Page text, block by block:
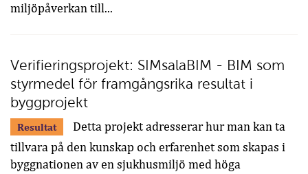
miljöpåverkan till...
Verifieringsprojekt: SIMsalaBIM - BIM som
styrmedel för framgångsrika resultat i
byggprojekt
Resultat
Detta projekt adresserar hur man kan ta
tillvara på den kunskap och erfarenhet som skapas i
byggnationen av en sjukhusmiljö med höga